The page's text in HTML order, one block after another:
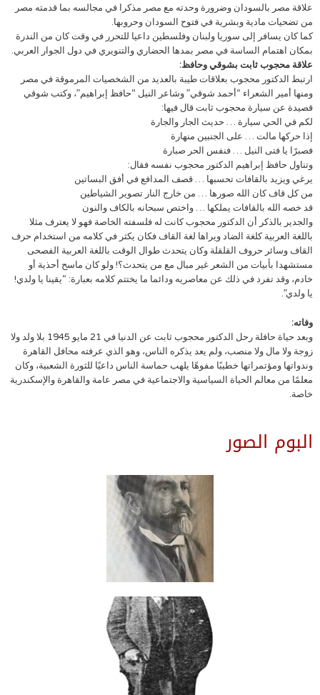
علاقة مصر بالسودان وضرورة وحدته مع مصر مذكرا في مجالسه بما قدمته مصر
من تضحيات مادية وبشرية في فتوح السودان وحروبها.
كما كان يسافر إلى سوريا ولبنان وفلسطين داعيا للتحرر في وقت كان من الندرة
بمكان اهتمام الساسة في مصر بمدها الحضاري والتنويري في دول الجوار العربي.
علاقة محجوب ثابت بشوقي وحافظ:
ارتبط الدكتور محجوب بعلاقات طيبة بالعديد من الشخصيات المرموقة في مصر
ومنها أمير الشعراء “أحمد شوقي” وشاعر النيل “حافظ إبراهيم”، وكتب شوقي
قصيدة عن سيارة محجوب ثابت قال فيها:
لكم في الحي سيارة … حديث الجار والجارة
إذا حركها مالت … على الجنبين منهارة
فصبرًا يا فتى النيل … فنفس الحر صبارة
وتناول حافظ إبراهيم الدكتور محجوب نفسه فقال:
يرغي ويزيد بالقافات تحسبها … قصف المدافع في أفق البساتين
من كل قاف كان الله صورها … من خارج النار تصوير الشياطين
قد خصه الله بالقافات يملكها … واختص سبحانه بالكاف والنون
والجدير بالذكر أن الدكتور محجوب كانت له فلسفته الخاصة فهو لا يعترف مثلا
باللغة العربية كلغة الضاد ويراها لغة القاف فكان يكثر في كلامه من استخدام حرف
القاف وسائر حروف القلقلة وكان يتحدث طوال الوقت باللغة العربية الفصحى
مستشهدا بأبيات من الشعر غير مبال مع من يتحدث؟! ولو كان ماسح أحذية أو
خادم، وقد تفرد في ذلك عن معاصريه ودائما ما يختتم كلامه بعبارة: “يقينا يا ولدي!
يا ولدي”.
وفاته:
وبعد حياة حافلة رحل الدكتور محجوب ثابت عن الدنيا في 21 مايو 1945 بلا ولد ولا
زوجة ولا مال ولا منصب، ولم يعد يذكره الناس، وهو الذي عرفته محافل القاهرة
وندواتها ومؤتمراتها خطيبًا مفوهًا يلهب حماسة الناس داعيًا للثورة الشعبية، وكان
معلمًا من معالم الحياة السياسية والاجتماعية في مصر عامة والقاهرة والإسكندرية
خاصة.
البوم الصور